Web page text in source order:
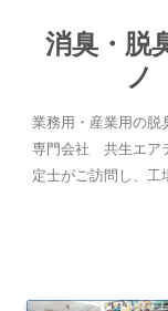
消臭・脱
ノ
業務用・産業用の脱
専門会社 共生エア
定士がご訪問し、